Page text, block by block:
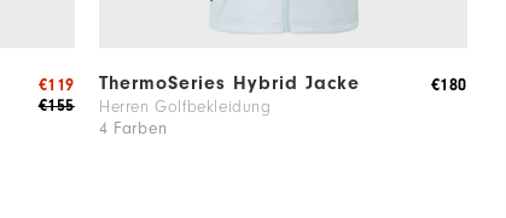
€155
€119 ThermoSeries Hybrid Jacke
Herren Golfbekleidung
4 Farben
€180